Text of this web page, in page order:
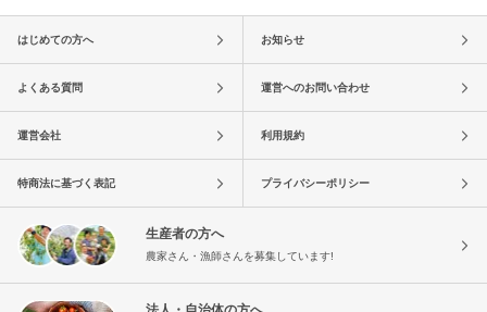
はじめての方へ お知らせ
よくある質問 運営へのお問い合わせ
運営会社 利用規約
特商法に基づく表記 プライバシーポリシー
生産者の方へ
農家さん・漁師さんを募集しています!